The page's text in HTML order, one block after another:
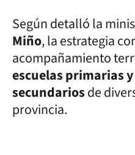
Según detalló la
Miño, la estrategia
acompañamiento
escuelas primarias
secundariosde
provincia.